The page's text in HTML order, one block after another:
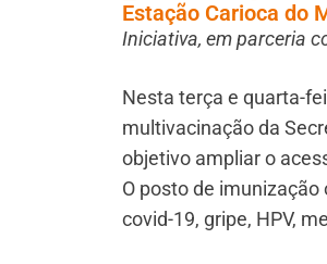
Estação Carioca do
Iniciativa, em parceria
Nesta terça e quarta-
multivacinação da
objetivo ampliar o
O posto de
covid-19, gripe, HPV,